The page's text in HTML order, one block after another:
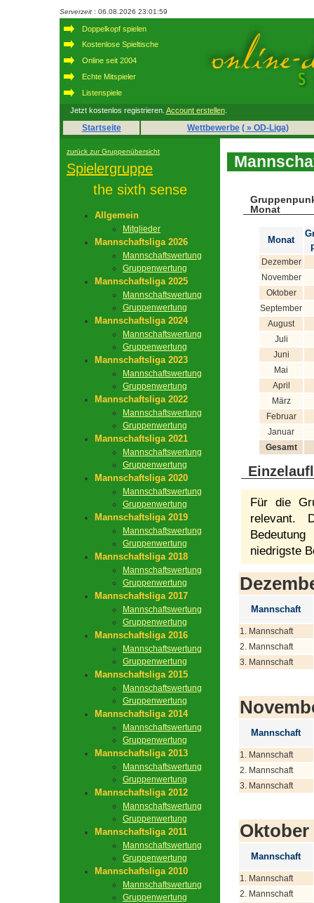
Serverzeit : 06.08.2026 23:01:59
Doppelkopf spielen
Kostenlose Spieltische
Online seit 2004
Echte Mitspieler
Listenspiele
Jetzt kostenlos registrieren. Account erstellen.
Startseite Wettbewerbe ( » OD-Liga)
zurück zur Gruppenübersicht
Spielergruppe
the sixth sense
Allgemein
Mitglieder
Mannschaftsliga 2026
Mannschaftswertung
Gruppenwertung
Mannschaftsliga 2025
Mannschaftswertung
Gruppenwertung
Mannschaftsliga 2024
Mannschaftswertung
Gruppenwertung
Mannschaftsliga 2023
Mannschaftswertung
Gruppenwertung
Mannschaftsliga 2022
Mannschaftswertung
Gruppenwertung
Mannschaftsliga 2021
Mannschaftswertung
Gruppenwertung
Mannschaftsliga 2020
Mannschaftswertung
Gruppenwertung
Mannschaftsliga 2019
Mannschaftswertung
Gruppenwertung
Mannschaftsliga 2018
Mannschaftswertung
Gruppenwertung
Mannschaftsliga 2017
Mannschaftswertung
Gruppenwertung
Mannschaftsliga 2016
Mannschaftswertung
Gruppenwertung
Mannschaftsliga 2015
Mannschaftswertung
Gruppenwertung
Mannschaftsliga 2014
Mannschaftswertung
Gruppenwertung
Mannschaftsliga 2013
Mannschaftswertung
Gruppenwertung
Mannschaftsliga 2012
Mannschaftswertung
Gruppenwertung
Mannschaftsliga 2011
Mannschaftswertung
Gruppenwertung
Mannschaftsliga 2010
Mannschaftswertung
Gruppenwertung
Monat
Monat
Dezember
November
Oktober
September
August
Juli
Juni
Mai
April
März
Februar
Januar
Gesamt
Für die
relevant.
niedrigste
Mannschaft
1. Mannschaft
2. Mannschaft
3. Mannschaft
Mannschaft
1. Mannschaft
2. Mannschaft
3. Mannschaft
Oktober
Mannschaft
1. Mannschaft
2. Mannschaft